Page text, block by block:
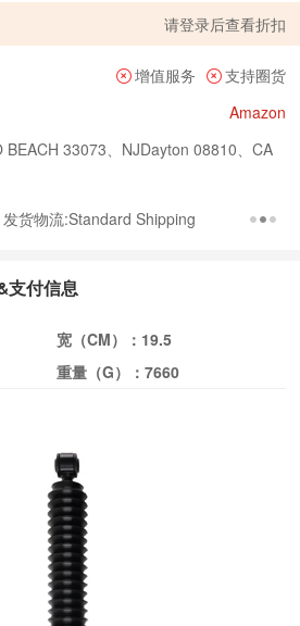
请登录后查看折扣
增值服务
支持圈货
Amazon
BEACH 33073、NJDayton 08810、CA
货物流:Standard Shipping
支付信息
宽（CM）： 19.5
重量（G）： 7660